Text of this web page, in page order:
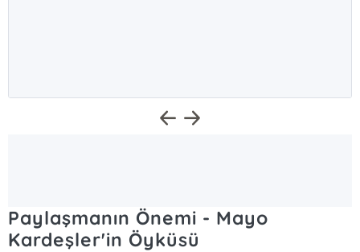
Paylaşmanın Önemi - Mayo
Kardeşler'in Öyküsü